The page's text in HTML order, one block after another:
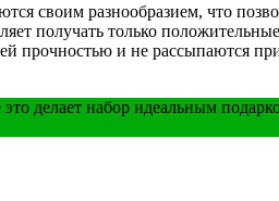
своим разнообразием, что
получать только
прочностью и не рассыпаются
делает набор идеальным